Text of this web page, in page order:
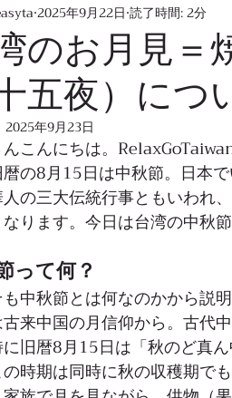
嘉義・阿里山
のお月見＝
五夜）につ
2025年9月22日 読了時間: 2分
2025年9月23日
こんにちは。
の8月15日は中秋節。日本
の三大伝統行事ともいわれ
ります。今日は台湾の中秋
って何？
中秋節とは何なのかから説
来中国の月信仰から。古代
に旧暦8月15日は「秋のど真
時期は同時に秋の収穫期で